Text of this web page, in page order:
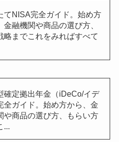
てNISA完全ガイド。始め方
金融機関や商品の選び方、
略までこれをみればすべて
確定拠出年金（iDeCo/イデ
全ガイド。始め方から、金
や商品の選び方、もらい方
...